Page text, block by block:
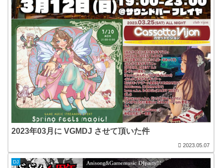
2023年03月に VGMDJ させて頂いた件
2023.05.07
DJ